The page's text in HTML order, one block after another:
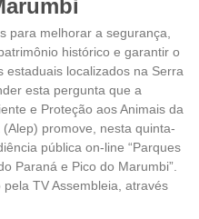
para melhorar a segurança,
histórico e garantir o
estaduais localizados na Serra
esta pergunta que a
e Proteção aos Animais da
promove, nesta quinta-
pública on-line “Parques
Paraná e Pico do Marumbi”.
TV Assembleia, através